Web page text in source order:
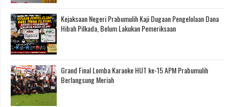
Kejaksaan Negeri Prabumulih Kaji Dugaan Pengelolaan Dana
Hibah Pilkada, Belum Lakukan Pemeriksaan
Grand Final Lomba Karaoke HUT ke-15 APM Prabumulih
Berlangsung Meriah